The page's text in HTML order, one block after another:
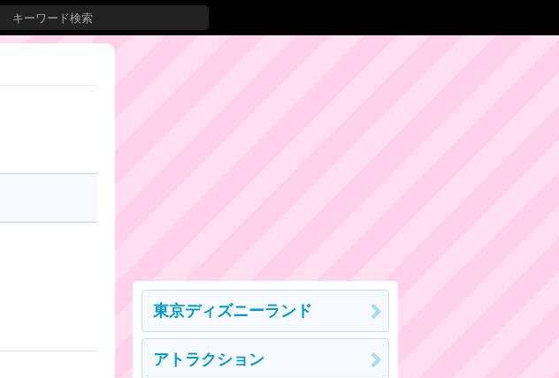
東京ディズニーランド
アトラクション